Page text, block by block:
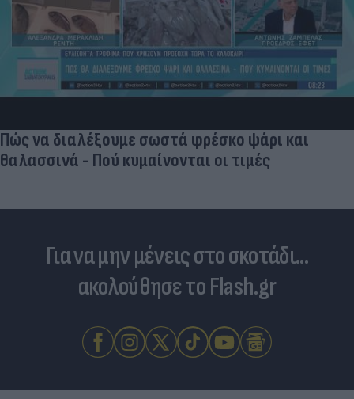
«Στην pole position για Κωνσταντέλια η
Ντόρτμουντ»
Για να μην μένεις στο σκοτάδι...
ακολούθησε το Flash.gr